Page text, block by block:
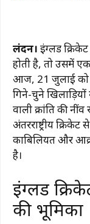
लंदन। इंग्लैंड
होती है, तो उसमें
आज, 21 जुलाई को
गिने-चुने
वाली क्रांति की
अंतरराष्ट्रीय
काबिलियत और
है।
इंग्लैंड
की भूमिका